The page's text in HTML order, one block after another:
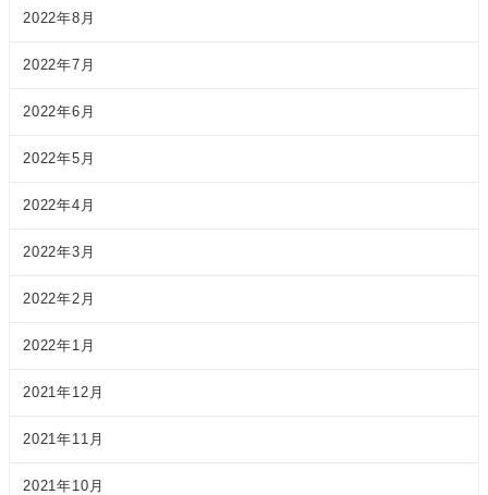
2022年8月
2022年7月
2022年6月
2022年5月
2022年4月
2022年3月
2022年2月
2022年1月
2021年12月
2021年11月
2021年10月